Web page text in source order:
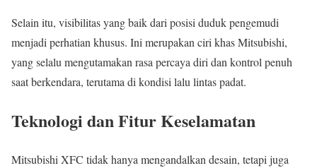
Selain itu, visibilitas yang baik dari posisi duduk pengemudi
menjadi perhatian khusus. Ini merupakan ciri khas Mitsubishi,
yang selalu mengutamakan rasa percaya diri dan kontrol penuh
saat berkendara, terutama di kondisi lalu lintas padat.
Teknologi dan Fitur Keselamatan
Mitsubishi XFC tidak hanya mengandalkan desain, tetapi juga